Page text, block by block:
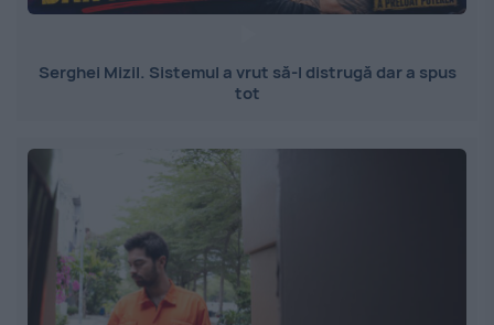
Serghei Mizil. Sistemul a vrut să-l distrugă dar a spus
tot